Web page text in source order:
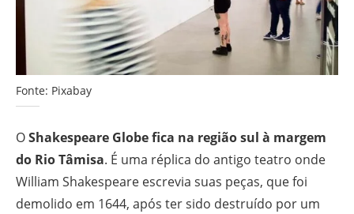
Fonte: Pixabay
OShakespeare Globe fica na região sul à margem
do Rio Tâmisa. É uma réplica do antigo teatro onde
William Shakespeare escrevia suas peças, que foi
demolido em 1644, após ter sido destruído por um